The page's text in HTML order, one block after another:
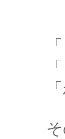
･･
の
を